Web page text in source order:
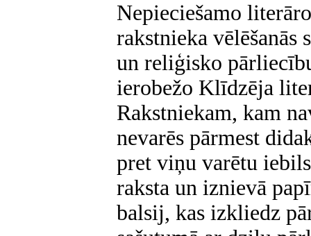
Nepieciešamo
rakstnieka
un reliģisko
ierobežo Klīdzēja
Rakstniekam, kam
nevarēs pārmest
pret viņu varētu
raksta un iznievā
balsij, kas izkliedz